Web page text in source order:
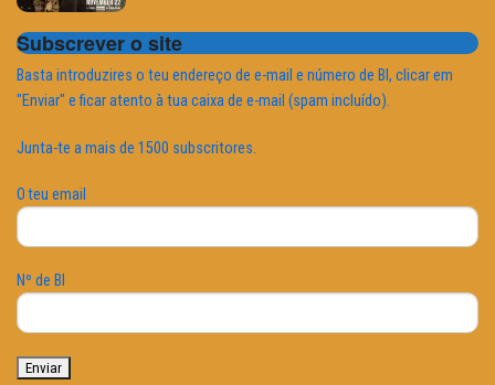
Subscrever o site
Basta introduzires o teu endereço de e-mail e número de BI, clicar em
"Enviar" e ficar atento à tua caixa de e-mail (spam incluído).
Junta-te a mais de 1500 subscritores.
O teu email
Nº de BI